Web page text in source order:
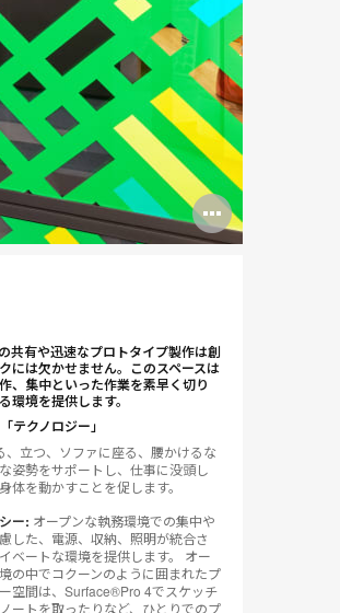
Open
image
共有や迅速なプロトタイプ製作は創
には欠かせません。このスペースは
、集中といった作業を素早く切り
環境を提供します。
テクノロジー」
、立つ、ソファに座る、腰かけるな
姿勢をサポートし、仕事に没頭し
体を動かすことを促します。
ー: オープンな執務環境での集中や
した、電源、収納、照明が統合さ
ベートな環境を提供します。 オー
の中でコクーンのように囲まれたプ
空間は、Surface®Pro 4でスケッチ
ートを取ったりなど、ひとりでのプ